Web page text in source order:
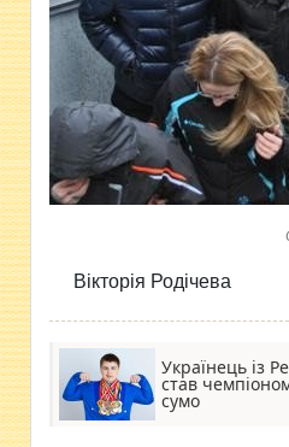
Вікторія Родічева
Українець із
став
сумо